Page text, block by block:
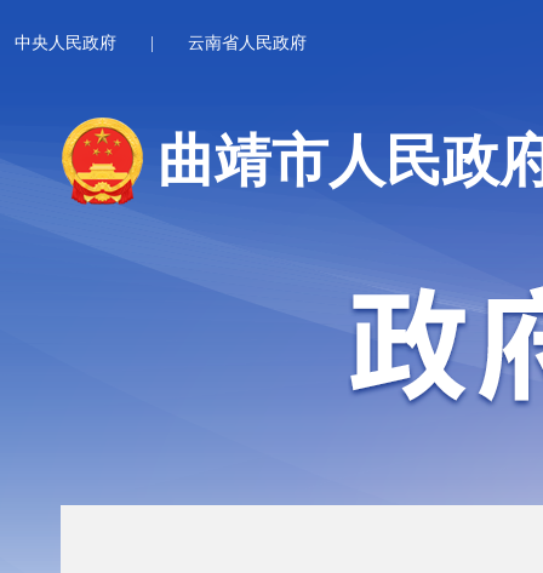
中央人民政府 云南省人民政府
曲靖市人民政